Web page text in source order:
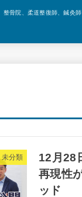
整骨院、柔道整復師、鍼灸
未分類
12月28
再現性
ッド